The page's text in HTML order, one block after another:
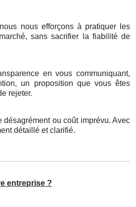
nous efforçons à pratiquer les
sans sacrifier la fiabilité de
en vous communiquant,
un proposition que vous êtes
rejeter.
désagrément ou coût imprévu. Avec
détaillé et clarifié.
entreprise ?